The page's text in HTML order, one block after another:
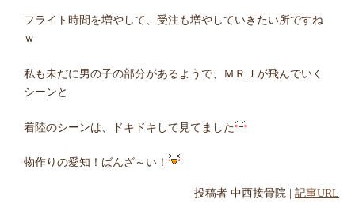
フライト時間を増やして、受注も増やしていきたい所ですね
ｗ
私も未だに男の子の部分があるようで、ＭＲＪが飛んでいく
シーンと
着陸のシーンは、ドキドキして見てました
物作りの愛知！ばんざ～い！
投稿者 中西接骨院 | 記事URL